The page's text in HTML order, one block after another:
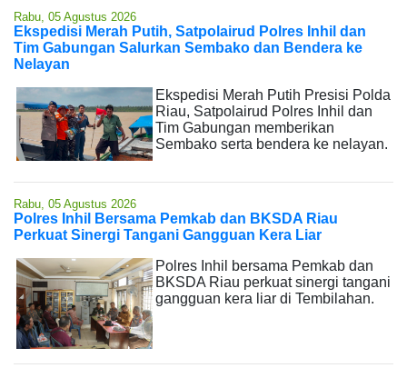
Rabu, 05 Agustus 2026
Ekspedisi Merah Putih, Satpolairud Polres Inhil dan
Tim Gabungan Salurkan Sembako dan Bendera ke
Nelayan
Ekspedisi Merah Putih Presisi Polda
Riau, Satpolairud Polres Inhil dan
Tim Gabungan memberikan
Sembako serta bendera ke nelayan.
Rabu, 05 Agustus 2026
Polres Inhil Bersama Pemkab dan BKSDA Riau
Perkuat Sinergi Tangani Gangguan Kera Liar
Polres Inhil bersama Pemkab dan
BKSDA Riau perkuat sinergi tangani
gangguan kera liar di Tembilahan.